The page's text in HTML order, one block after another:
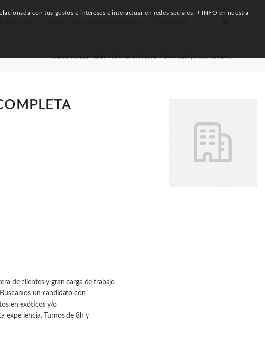
Usted está aquí: Inicio / Ofertas de Empleo / Veterinario jornada completa
de clientes y gran carga de trabajo
un candidato con
en exóticos y/o
experiencia. Turnos de 8h y
con tus gustos e intereses e interactuar en redes sociales. + INFO en nuestra